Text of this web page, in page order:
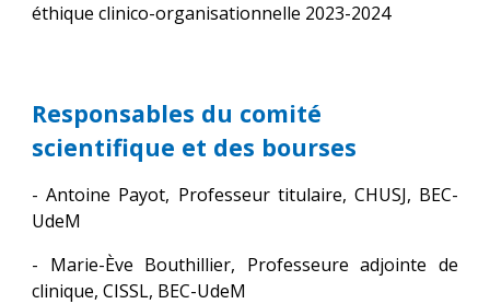
éthique clinico-organisationnelle 2023-2024
Responsables du comité
scientifique et des bourses
-Antoine Payot, Professeur titulaire, CHUSJ, BEC-
UdeM
- Marie-Ève Bouthillier, Professeure adjointe de
clinique, CISSL, BEC-UdeM